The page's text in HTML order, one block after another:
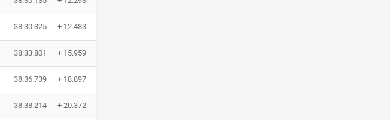
38:30.325 + 12.483
38:33.801 + 15.959
38:36.739 + 18.897
38:38.214 + 20.372